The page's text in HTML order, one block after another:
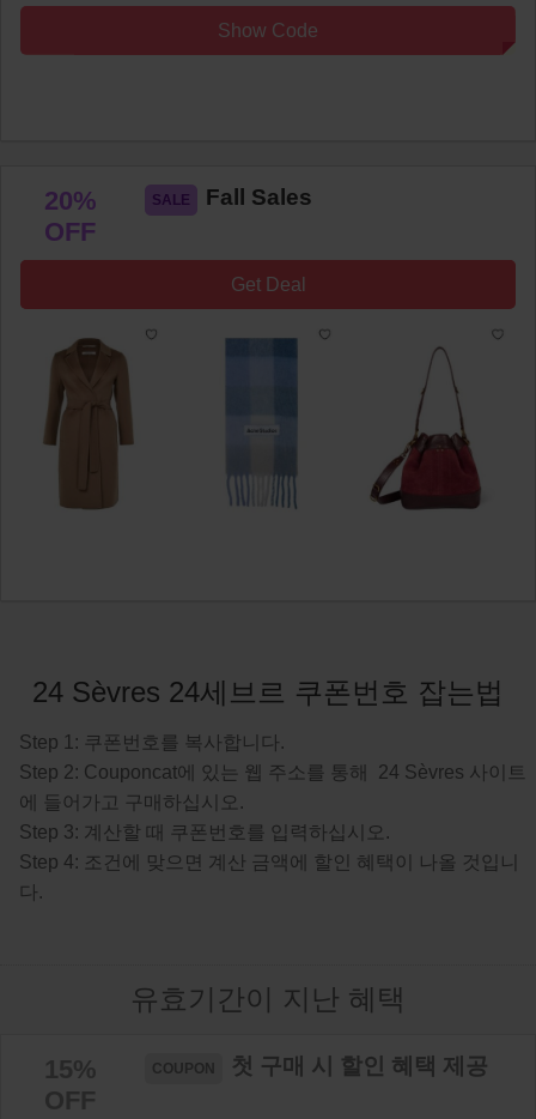
Show Code
20%
OFF
Fall Sales
Get Deal
24 Sèvres 24세브르 쿠폰번호 잡는법
Step 1: 쿠폰번호를 복사합니다.
Step 2: Couponcat에 있는 웹 주소를 통해 24 Sèvres 사이트
에 들어가고 구매하십시오.
Step 3: 계산할 때 쿠폰번호를 입력하십시오.
Step 4: 조건에 맞으면 계산 금액에 할인 혜택이 나올 것입니
다.
유효기간이 지난 혜택
15%
OFF
첫 구매 시 할인 혜택 제공